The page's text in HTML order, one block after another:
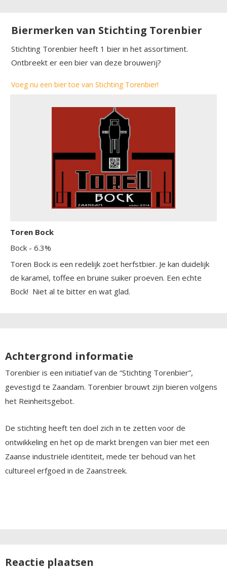
Biermerken van Stichting Torenbier
Stichting Torenbier heeft 1 bier in het assortiment.
Ontbreekt er een bier van deze brouwerij?
Voeg nu een bier toe van Stichting Torenbier!
Toren Bock
Bock - 6.3%
Toren Bock is een redelijk zoet herfstbier. Je kan duidelijk
de karamel, toffee en bruine suiker proeven. Een echte
Bock! Niet al te bitter en wat glad.
Achtergrond informatie
Torenbier is een initiatief van de “Stichting Torenbier”,
gevestigd te Zaandam. Torenbier brouwt zijn bieren volgens
het Reinheitsgebot.
De stichting heeft ten doel zich in te zetten voor de
ontwikkeling en het op de markt brengen van bier met een
Zaanse industriële identiteit, mede ter behoud van het
cultureel erfgoed in de Zaanstreek.
Reactie plaatsen